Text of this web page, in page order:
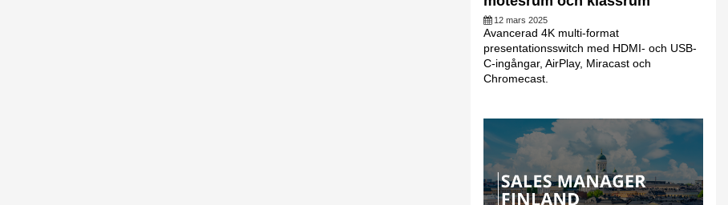
12 mars 2025
Avancerad 4K multi-format
presentationsswitch med HDMI- och USB-
C-ingångar, AirPlay, Miracast och
Chromecast.